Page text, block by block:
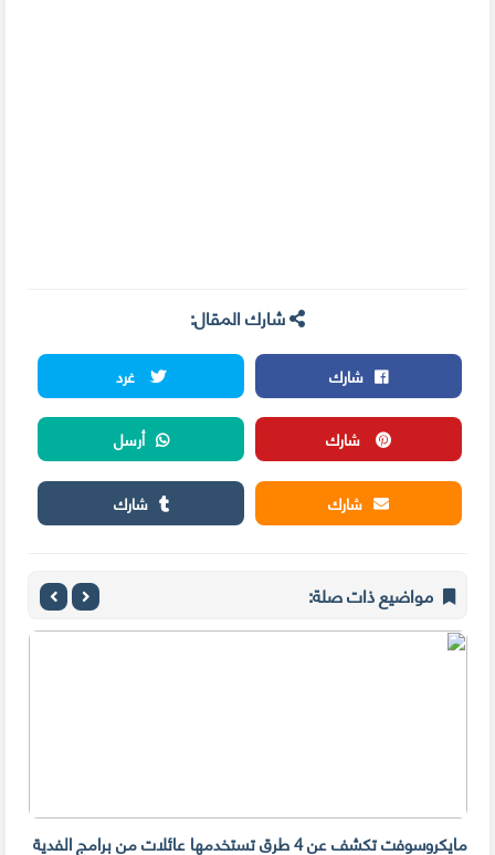
شارك المقال:
شارك
غرد
شارك
أرسل
شارك
شارك
مواضيع ذات صلة:
مايكروسوفت تكشف عن 4 طرق تستخدمها عائلات من برامج الفدية